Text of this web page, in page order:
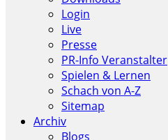
Login
Live
Presse
PR-Info Veranstalter
Spielen & Lernen
Schach von A-Z
Sitemap
Archiv
Blogs